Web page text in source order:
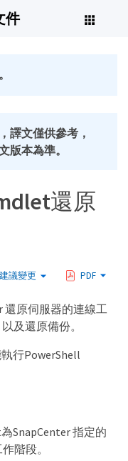
件
譯文僅供參考，
版本為準。
還原
建議變更 PDF
還原伺服器的連線工
及還原備份。
行PowerShell
SnapCenter 指定的
階段。